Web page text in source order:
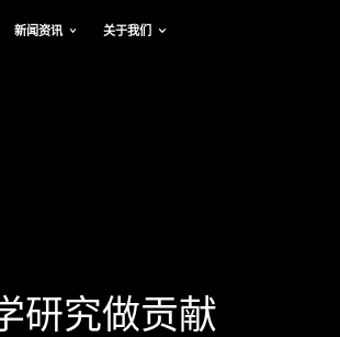
新闻资讯 关于我们
研究做贡献